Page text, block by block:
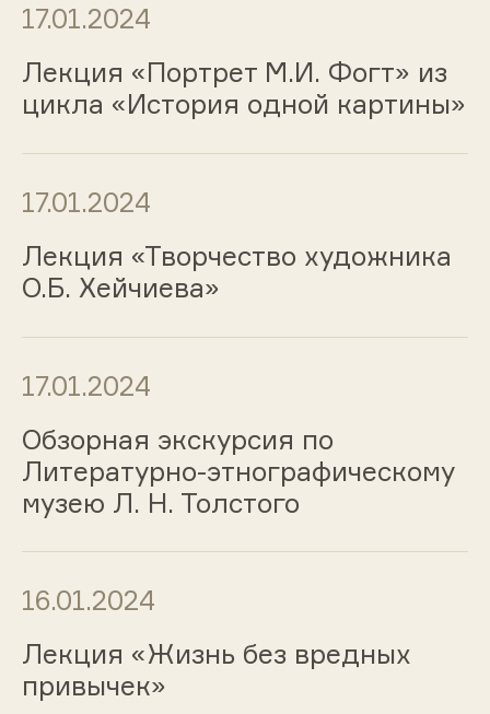
17.01.2024
Лекция «Портрет М.И. Фогт» из
цикла «История одной картины»
17.01.2024
Лекция «Творчество художника
О.Б. Хейчиева»
17.01.2024
Обзорная экскурсия по
Литературно-этнографическому
музею Л. Н. Толстого
16.01.2024
Лекция «Жизнь без вредных
привычек»